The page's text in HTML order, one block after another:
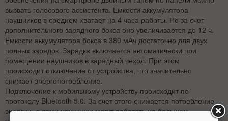
вызвать голосового ассистента. Емкости аккумулятора
наушников в среднем хватает на 4 часа работы. Но за счет
дополнительного зарядного бокса оно увеличивается до 12 ч.
Емкости аккумулятора бокса в 380 мАч достаточно для двух
полных зарядок. Зарядка включается автоматически при
помещении наушников в зарядный чехол. При этом
происходит отключение от устройства, что значительно
снижает энергопотребление.
Подключение к мобильному устройству происходит по
протоколу Bluetooth 5.0. За счет этого снижается потребление
энергии, а сами наушники могут работать на большем